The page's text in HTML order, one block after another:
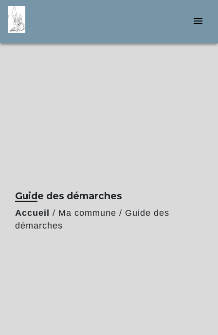
menu
Guide des démarches
Accueil / Ma commune / Guide des
démarches